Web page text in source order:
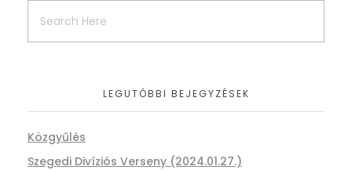
LEGUTÓBBI BEJEGYZÉSEK
Közgyűlés
Szegedi Divíziós Verseny (2024.01.27.)